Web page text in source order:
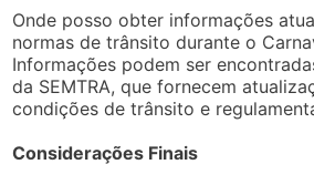
Onde posso obter informações
normas de trânsito durante o
Informações podem ser
da SEMTRA, que fornecem
condições de trânsito e
Considerações Finais